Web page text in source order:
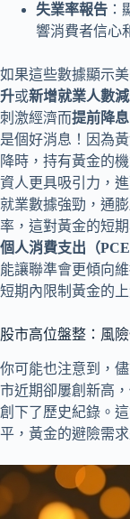
失業率報告
響消費者信心
如果這些數據顯示
升或新增就業人數
刺激經濟而提前降息
是個好消息！因為
降時，持有黃金的
資人更具吸引力，
就業數據強勁，通
率，這對黃金的短
個人消費支出（
能讓聯準會更傾向
短期內限制黃金的上
股市高位盤整：風
你可能也注意到，
市近期卻屢創新高
創下了歷史紀錄。
平，黃金的避險需